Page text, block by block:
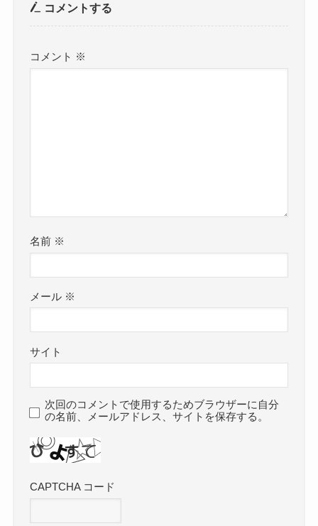
コメントする
コメント ※
名前 ※
メール ※
サイト
次回のコメントで使用するためブラウザーに自分
の名前、メールアドレス、サイトを保存する。
CAPTCHA コード